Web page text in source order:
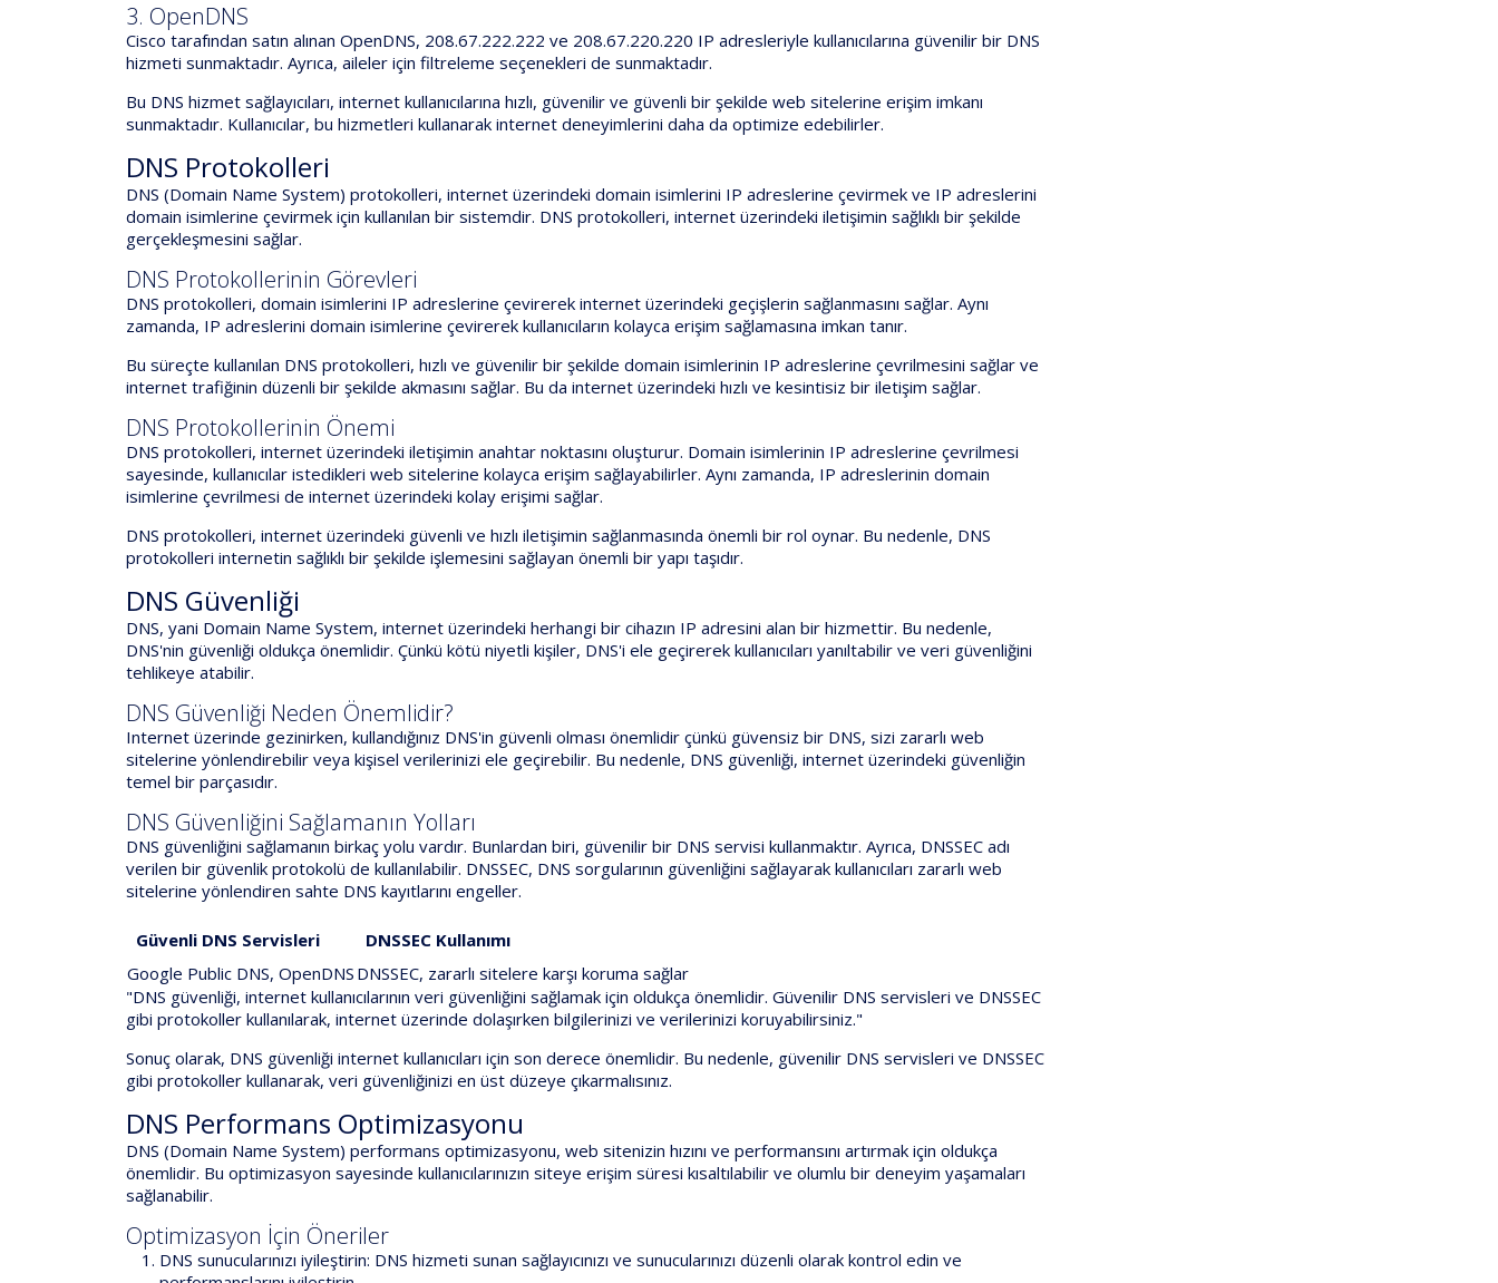
3. OpenDNS
Cisco tarafından satın alınan OpenDNS, 208.67.222.222 ve 208.67.220.220 IP adresleriyle kullanıcılarına güvenilir bir DNS
hizmeti sunmaktadır. Ayrıca, aileler için filtreleme seçenekleri de sunmaktadır.
Bu DNS hizmet sağlayıcıları, internet kullanıcılarına hızlı, güvenilir ve güvenli bir şekilde web sitelerine erişim imkanı
sunmaktadır. Kullanıcılar, bu hizmetleri kullanarak internet deneyimlerini daha da optimize edebilirler.
DNS Protokolleri
DNS (Domain Name System) protokolleri, internet üzerindeki domain isimlerini IP adreslerine çevirmek ve IP adreslerini
domain isimlerine çevirmek için kullanılan bir sistemdir. DNS protokolleri, internet üzerindeki iletişimin sağlıklı bir şekilde
gerçekleşmesini sağlar.
DNS Protokollerinin Görevleri
DNS protokolleri, domain isimlerini IP adreslerine çevirerek internet üzerindeki geçişlerin sağlanmasını sağlar. Aynı
zamanda, IP adreslerini domain isimlerine çevirerek kullanıcıların kolayca erişim sağlamasına imkan tanır.
Bu süreçte kullanılan DNS protokolleri, hızlı ve güvenilir bir şekilde domain isimlerinin IP adreslerine çevrilmesini sağlar ve
internet trafiğinin düzenli bir şekilde akmasını sağlar. Bu da internet üzerindeki hızlı ve kesintisiz bir iletişim sağlar.
DNS Protokollerinin Önemi
DNS protokolleri, internet üzerindeki iletişimin anahtar noktasını oluşturur. Domain isimlerinin IP adreslerine çevrilmesi
sayesinde, kullanıcılar istedikleri web sitelerine kolayca erişim sağlayabilirler. Aynı zamanda, IP adreslerinin domain
isimlerine çevrilmesi de internet üzerindeki kolay erişimi sağlar.
DNS protokolleri, internet üzerindeki güvenli ve hızlı iletişimin sağlanmasında önemli bir rol oynar. Bu nedenle, DNS
protokolleri internetin sağlıklı bir şekilde işlemesini sağlayan önemli bir yapı taşıdır.
DNS Güvenliği
DNS, yani Domain Name System, internet üzerindeki herhangi bir cihazın IP adresini alan bir hizmettir. Bu nedenle,
DNS'nin güvenliği oldukça önemlidir. Çünkü kötü niyetli kişiler, DNS'i ele geçirerek kullanıcıları yanıltabilir ve veri güvenliğini
tehlikeye atabilir.
DNS Güvenliği Neden Önemlidir?
Internet üzerinde gezinirken, kullandığınız DNS'in güvenli olması önemlidir çünkü güvensiz bir DNS, sizi zararlı web
sitelerine yönlendirebilir veya kişisel verilerinizi ele geçirebilir. Bu nedenle, DNS güvenliği, internet üzerindeki güvenliğin
temel bir parçasıdır.
DNS Güvenliğini Sağlamanın Yolları
DNS güvenliğini sağlamanın birkaç yolu vardır. Bunlardan biri, güvenilir bir DNS servisi kullanmaktır. Ayrıca, DNSSEC adı
verilen bir güvenlik protokolü de kullanılabilir. DNSSEC, DNS sorgularının güvenliğini sağlayarak kullanıcıları zararlı web
sitelerine yönlendiren sahte DNS kayıtlarını engeller.
Güvenli DNS Servisleri
DNSSEC Kullanımı
Google Public DNS, OpenDNS DNSSEC, zararlı sitelere karşı koruma sağlar
"DNS güvenliği, internet kullanıcılarının veri güvenliğini sağlamak için oldukça önemlidir. Güvenilir DNS servisleri ve DNSSEC
gibi protokoller kullanılarak, internet üzerinde dolaşırken bilgilerinizi ve verilerinizi koruyabilirsiniz."
Sonuç olarak, DNS güvenliği internet kullanıcıları için son derece önemlidir. Bu nedenle, güvenilir DNS servisleri ve DNSSEC
gibi protokoller kullanarak, veri güvenliğinizi en üst düzeye çıkarmalısınız.
DNS Performans Optimizasyonu
DNS (Domain Name System) performans optimizasyonu, web sitenizin hızını ve performansını artırmak için oldukça
önemlidir. Bu optimizasyon sayesinde kullanıcılarınızın siteye erişim süresi kısaltılabilir ve olumlu bir deneyim yaşamaları
sağlanabilir.
Optimizasyon İçin Öneriler
DNS sunucularınızı iyileştirin: DNS hizmeti sunan sağlayıcınızı ve sunucularınızı düzenli olarak kontrol edin ve